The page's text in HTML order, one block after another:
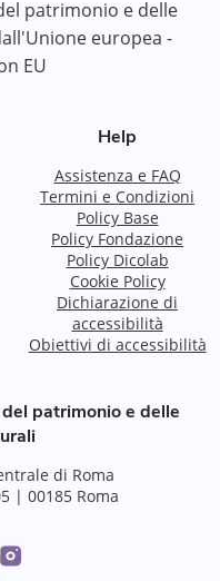
patrimonio e delle
europea -
EU
Help
Assistenza e FAQ
Termini e Condizioni
Policy Base
Policy Fondazione
Policy Dicolab
Cookie Policy
Dichiarazione di
accessibilità
Obiettivi di accessibilità
patrimonio e delle
di Roma
| 00185 Roma